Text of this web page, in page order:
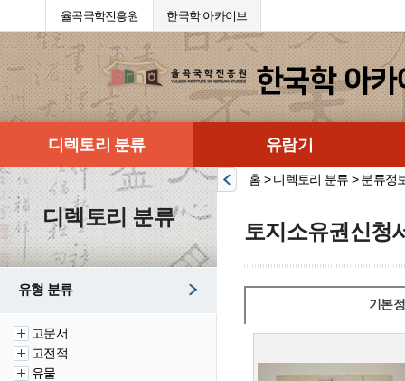
율곡국학진흥원 한국학 아카이브
디렉토리 분류 유람기
디렉토리 분류
유형 분류
고문서
고전적
유물
홈 > 디렉토리 분류 > 분류정
토지소유권신청
기본